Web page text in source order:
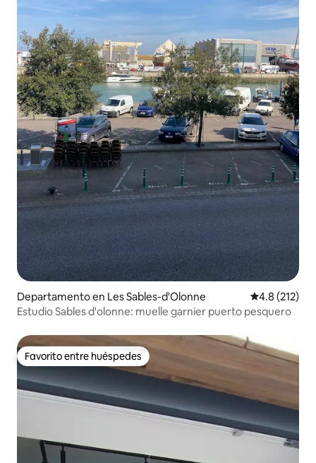
Departamento en Les Sables-d'Olonne Calificación
4.8 (212)
Estudio Sables d'olonne: muelle garnier puerto pesquero
Favorito entre huéspedes
Favorito entre huéspedes